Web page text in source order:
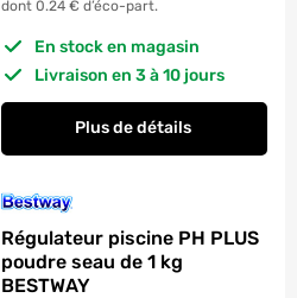
dont 0.24 € d’éco-part.
En stock en magasin
Livraison en 3 à 10 jours
Plus de détails
Régulateur piscine PH PLUS
poudre seau de 1 kg
BESTWAY